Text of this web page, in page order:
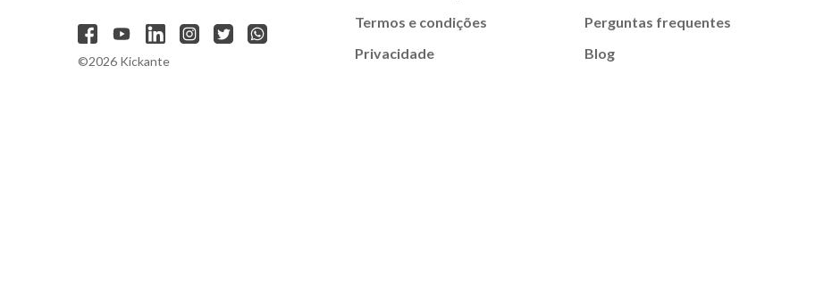
©2026 Kickante
Termos e condições
Privacidade
Perguntas frequentes
Blog